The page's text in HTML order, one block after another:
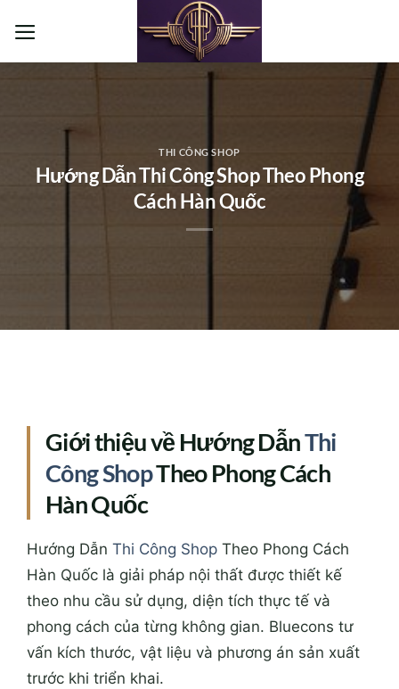
qua
THI CÔNG SHOP
Hướng Dẫn Thi Công Shop Theo Phong
Cách Hàn Quốc
Giới thiệu về Hướng DẫnThi
Công ShopTheo Phong Cách
Hàn Quốc
Hướng Dẫn Thi Công Shop Theo Phong Cách
Hàn Quốc là giải pháp nội thất được thiết kế
theo nhu cầu sử dụng, diện tích thực tế và
phong cách của từng không gian. Bluecons tư
vấn kích thước, vật liệu và phương án sản xuất
trước khi triển khai.